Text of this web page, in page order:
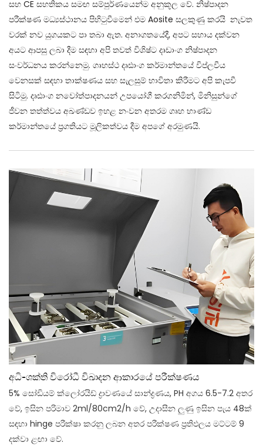
සහ CE සහතිකය සමඟ සම්පුර්ණයෙන්ම අනුකූල වේ. නිෂ්පාදන
පරීක්ෂණ මධ්‍යස්ථානය පිහිටුවීමෙන් එම Aosite සලකුණු කරයි නැවත
වරක් නව යුගයකට පා තබා ඇත. අනාගතයේදී, අපට සහාය දක්වන
අයට ආපසු ලබා දීම සඳහා අපි තවත් විශිෂ්ට දෘඩාංග නිෂ්පාදන
සංවර්ධනය කරන්නෙමු. ගෘහස්ථ දෘඪාංග කර්මාන්තයේ විප්ලවීය
වෙනසක් සඳහා තාක්ෂණය සහ සැලසුම් භාවිතා කිරීමට අපි කැපවී
සිටිමු. දෘඪාංග නවෝත්පාදනයන් උපයෝගී කරගනිමින්, මිනිසුන්ගේ
ජීවන තත්ත්වය අඛණ්ඩව ඉහළ නංවන අතරම ගෘහ භාණ්ඩ
කර්මාන්තයේ ප්‍රගතියට මූලිකත්වය දීම අපගේ අරමුණයි.
අධි-ශක්ති විරෝධී විඛාදන ආකාරයේ පරීක්ෂණය
5% සෝඩියම් ක්ලෝරයිඩ් ද්‍රාවණයේ සාන්ද්‍රණය, PH අගය 6.5-7.2 අතර
වේ, ඉසින පරිමාව 2ml/80cm2/h වේ, උදාසීන ලුණු ඉසින පැය 48ක්
සඳහා hinge පරීක්ෂා කරනු ලබන අතර පරීක්ෂණ ප්‍රතිඵලය මට්ටම් 9
දක්වා ළඟා වේ.